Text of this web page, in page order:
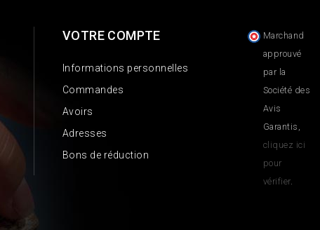
VOTRE COMPTE
Informations personnelles
Commandes
Avoirs
Adresses
Bons de réduction
Marchand
approuvé
par la
Société des
Avis
Garantis,
cliquez ici
pour
vérifier.